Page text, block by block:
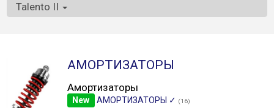
Talento II
АМОРТИЗАТОРЫ
Амортизаторы
New АМОРТИЗАТОРЫ ✓ (16)